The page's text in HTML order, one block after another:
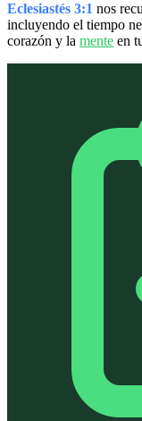
Eclesiastés 3:1 nos
incluyendo el tiempo
corazón y la mente en